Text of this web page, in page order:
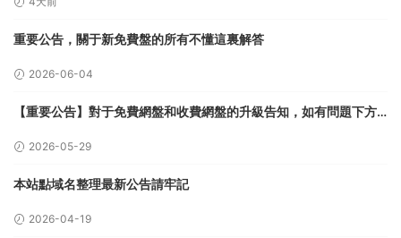
重要公告，關于新免費盤的所有不懂這裏解答
2026-06-04
【重要公告】對于免費網盤和收費網盤的升級告知，如有問題下方
2026-05-29
本站點域名整理最新公告請牢記
2026-04-19